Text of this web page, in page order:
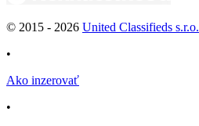
© 2015 - 2026 United Classifieds s.r.o.
•
Ako inzerovať
•